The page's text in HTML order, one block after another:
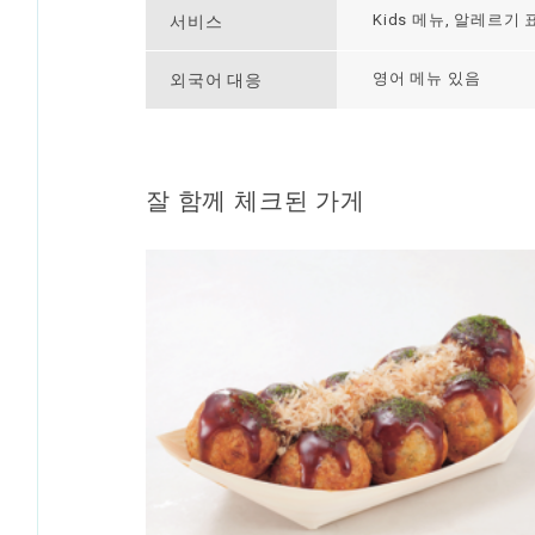
서비스 Kids 메뉴, 알레르기
외국어 대응 영어 메뉴 있음
잘 함께 체크된 가게